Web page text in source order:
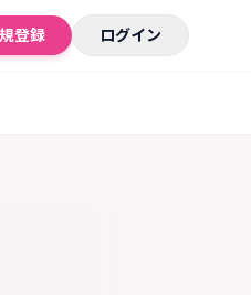
登録 ログイン